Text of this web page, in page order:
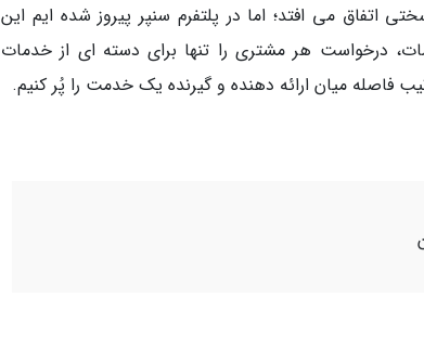
اتفاق می افتد؛ اما در پلتفرم سنپر پیروز شده ایم این
درخواست هر مشتری را تنها برای دسته ای از خدمات
فاصله میان ارائه دهنده و گیرنده یک خدمت را پُر کنیم.